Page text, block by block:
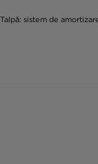
sistem de